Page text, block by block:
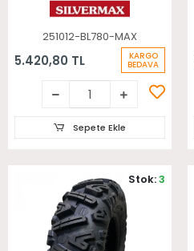
251012-BL780-MAX
5.420,80 TL KARGO
BEDAVA
Sepete Ekle
Stok:3